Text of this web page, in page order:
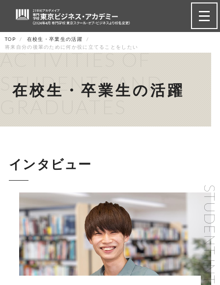
TOP
在校生・卒業生の活躍
将来自分の後輩のために何か役に立てることをしたい
ACTIVITIES OF
STUDENTS AND
在校生・卒業生の活躍
インタビュー